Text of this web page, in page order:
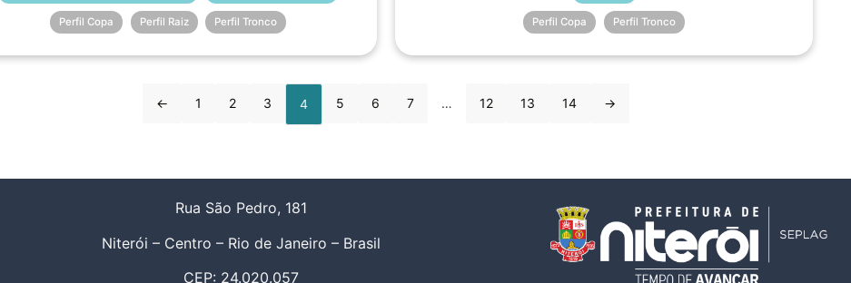
Perfil Copa Perfil Raiz Perfil Tronco Perfil Copa Perfil Tronco
← 1 2 3 4 5 6 7 … 12 13 14 →
Rua São Pedro, 181
Niterói – Centro – Rio de Janeiro – Brasil
CEP: 24.020.057